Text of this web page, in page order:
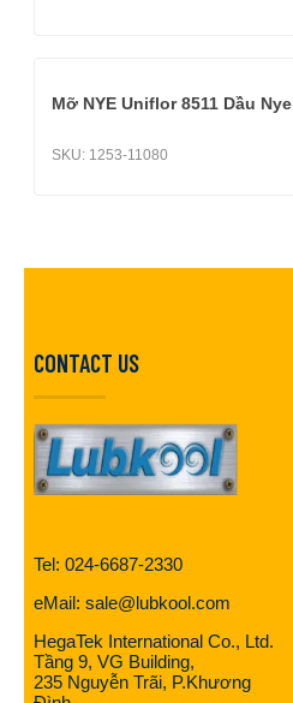
Mỡ NYE Uniflor 8511 Dầu Nye
SKU: 1253-11080
CONTACT US
Tel: 024-6687-2330
eMail: sale@lubkool.com
HegaTek International Co., Ltd.
Tầng 9, VG Building,
235 Nguyễn Trãi, P.Khương